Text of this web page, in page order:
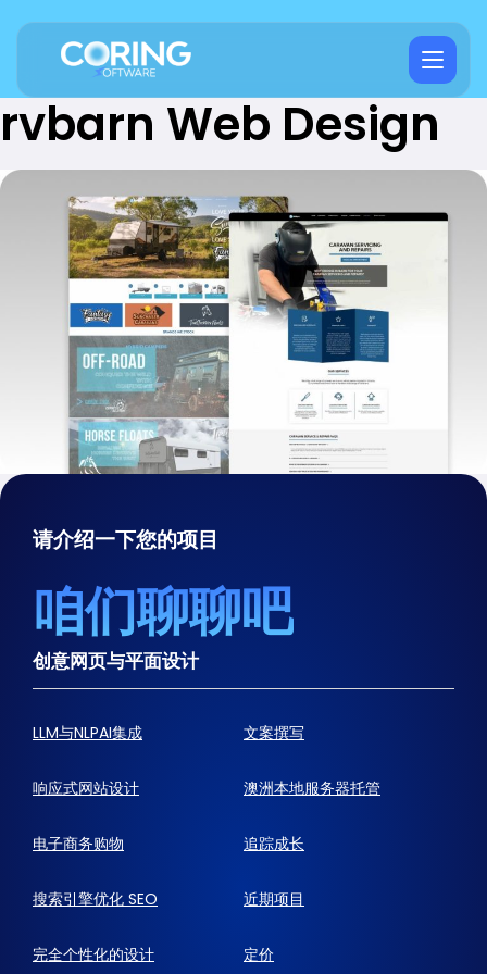
rvbarn Web Design
请介绍一下您的项目
咱们聊聊吧
创意网页与平面设计
LLM与NLPAI集成 文案撰写
响应式网站设计 澳洲本地服务器托管
电子商务购物 追踪成长
搜索引擎优化 SEO 近期项目
完全个性化的设计 定价